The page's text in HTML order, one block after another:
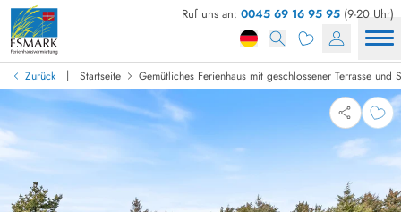
Ruf uns an: 0045 69 16 95 95 (9-20 Uhr)
Zurück | Startseite Gemütliches Ferienhaus mit geschlossener Terrasse und